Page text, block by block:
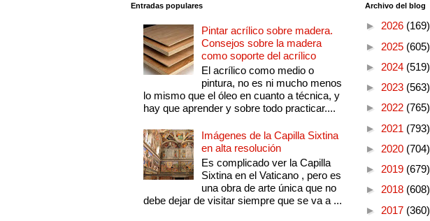
Entradas populares
Pintar acrílico sobre madera.
Consejos sobre la madera
como soporte del acrílico
El acrílico como medio o
pintura, no es ni mucho menos
lo mismo que el óleo en cuanto a técnica, y
hay que aprender y sobre todo practicar....
Imágenes de la Capilla Sixtina
en alta resolución
Es complicado ver la Capilla
Sixtina en el Vaticano , pero es
una obra de arte única que no
debe dejar de visitar siempre que se va a ...
Archivo del blog
► 2026 (169)
► 2025 (605)
► 2024 (519)
► 2023 (563)
► 2022 (765)
► 2021 (793)
► 2020 (704)
► 2019 (679)
► 2018 (608)
► 2017 (360)